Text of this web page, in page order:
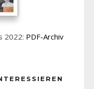
2022: PDF-Archiv